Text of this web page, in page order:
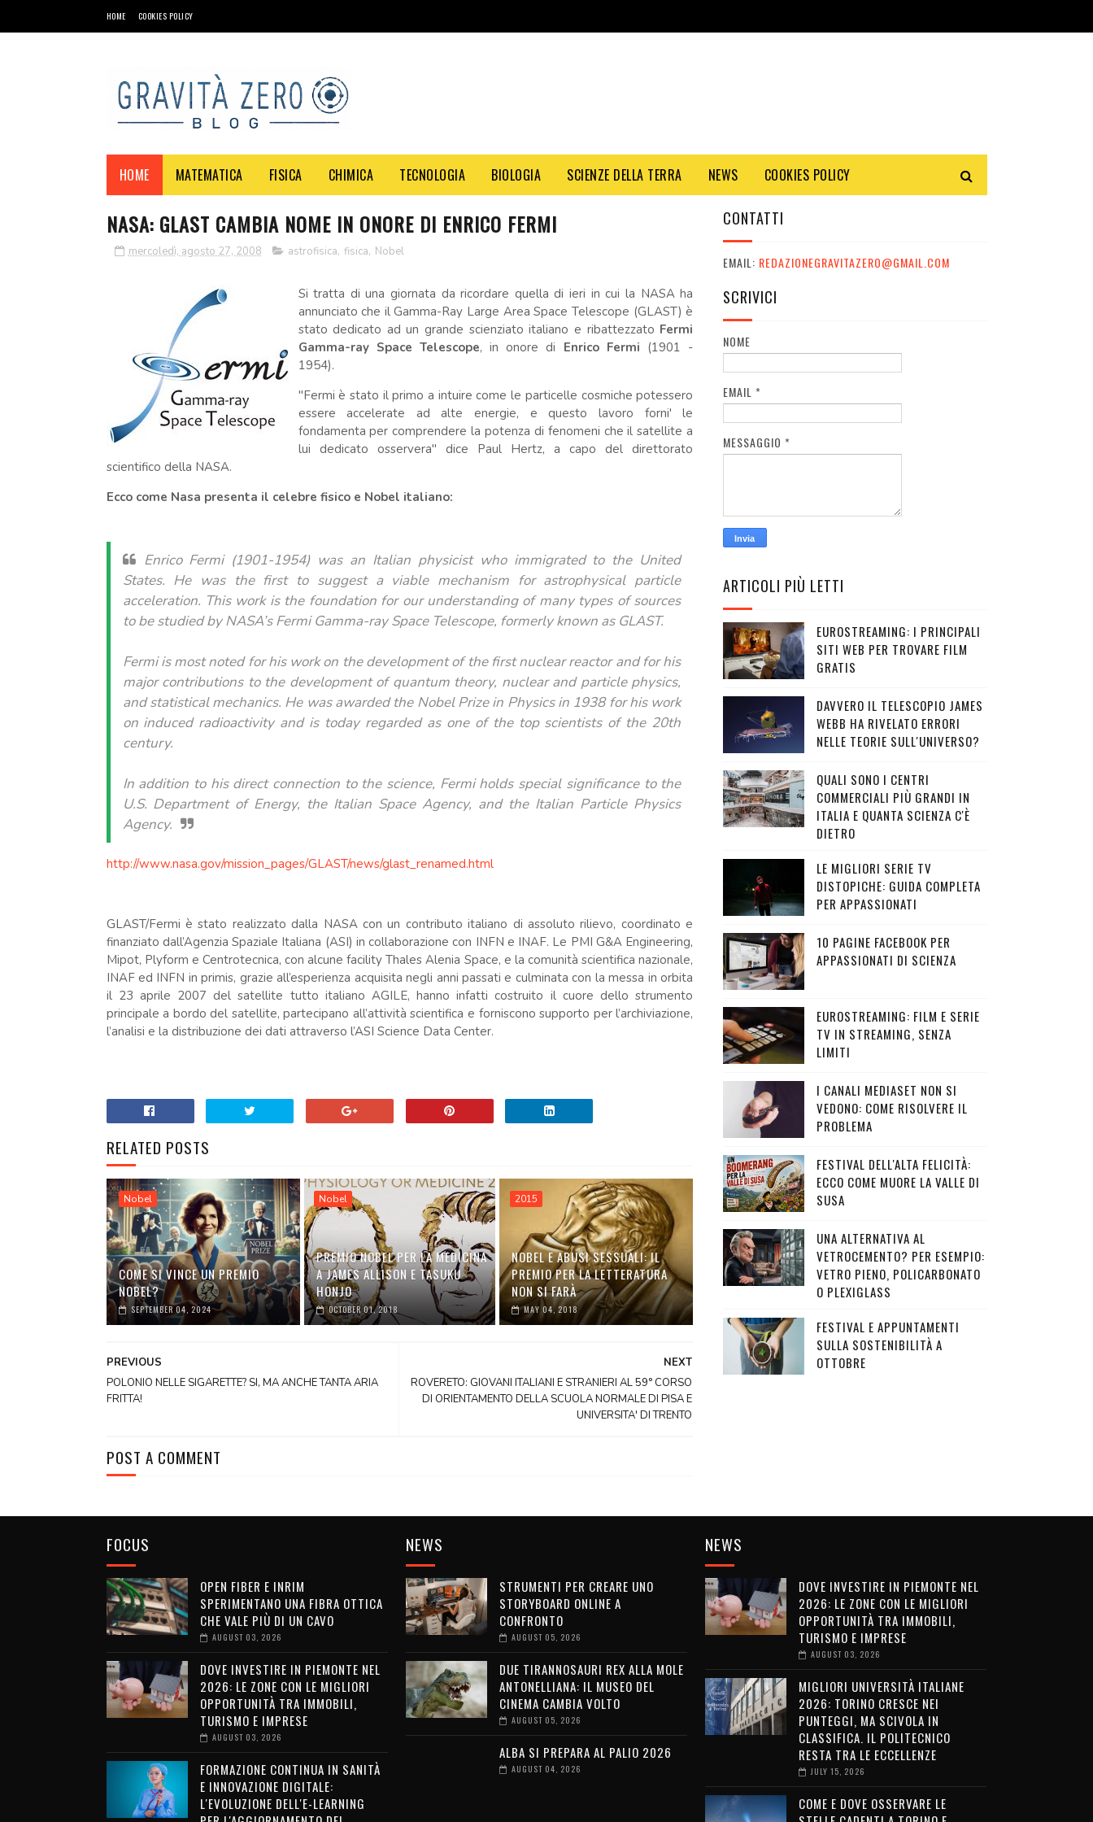
HOME COOKIES POLICY
HOME MATEMATICA FISICA CHIMICA TECNOLOGIA BIOLOGIA SCIENZE DELLA TERRA NEWS COOKIES POLICY
NASA: GLAST CAMBIA NOME IN ONORE DI ENRICO FERMI
mercoledì, agosto 27, 2008 astrofisica, fisica, Nobel
Si tratta di una giornata da ricordare quella di ieri in cui la NASA ha
annunciato che il Gamma-Ray Large Area Space Telescope (GLAST) è
stato dedicato ad un grande scienziato italiano e ribattezzato Fermi
Gamma-ray Space Telescope, in onore di Enrico Fermi (1901 -
1954).
"Fermi è stato il primo a intuire come le particelle cosmiche potessero
essere accelerate ad alte energie, e questo lavoro forni' le
fondamenta per comprendere la potenza di fenomeni che il satellite a
lui dedicato osservera'' dice Paul Hertz, a capo del direttorato
scientifico della NASA.
Ecco come Nasa presenta il celebre fisico e Nobel italiano:
Enrico Fermi (1901-1954) was an Italian physicist who immigrated to the United
States. He was the first to suggest a viable mechanism for astrophysical particle
acceleration. This work is the foundation for our understanding of many types of sources
to be studied by NASA’s Fermi Gamma-ray Space Telescope, formerly known as GLAST.
Fermi is most noted for his work on the development of the first nuclear reactor and for his
major contributions to the development of quantum theory, nuclear and particle physics,
and statistical mechanics. He was awarded the Nobel Prize in Physics in 1938 for his work
on induced radioactivity and is today regarded as one of the top scientists of the 20th
century.
In addition to his direct connection to the science, Fermi holds special significance to the
U.S. Department of Energy, the Italian Space Agency, and the Italian Particle Physics
Agency.
http://www.nasa.gov/mission_pages/GLAST/news/glast_renamed.html
GLAST/Fermi è stato realizzato dalla NASA con un contributo italiano di assoluto rilievo, coordinato e
finanziato dall’Agenzia Spaziale Italiana (ASI) in collaborazione con INFN e INAF. Le PMI G&A Engineering,
Mipot, Plyform e Centrotecnica, con alcune facility Thales Alenia Space, e la comunità scientifica nazionale,
INAF ed INFN in primis, grazie all’esperienza acquisita negli anni passati e culminata con la messa in orbita
il 23 aprile 2007 del satellite tutto italiano AGILE, hanno infatti costruito il cuore dello strumento
principale a bordo del satellite, partecipano all’attività scientifica e forniscono supporto per l’archiviazione,
l’analisi e la distribuzione dei dati attraverso l’ASI Science Data Center.
RELATED POSTS
Nobel
COME SI VINCE UN PREMIO
NOBEL?
SEPTEMBER 04, 2024
Nobel
PREMIO NOBEL PER LA MEDICINA
A JAMES ALLISON E TASUKU
HONJO
OCTOBER 01, 2018
2015
NOBEL E ABUSI SESSUALI: IL
PREMIO PER LA LETTERATURA
NON SI FARÀ
MAY 04, 2018
NEXT
ROVERETO: GIOVANI ITALIANI E STRANIERI AL 59° CORSO
DI ORIENTAMENTO DELLA SCUOLA NORMALE DI PISA E
UNIVERSITA' DI TRENTO
PREVIOUS
POLONIO NELLE SIGARETTE? SI, MA ANCHE TANTA ARIA
FRITTA!
POST A COMMENT
CONTATTI
EMAIL: REDAZIONEGRAVITAZERO@GMAIL.COM
SCRIVICI
NOME
EMAIL *
MESSAGGIO *
ARTICOLI PIÙ LETTI
EUROSTREAMING: I PRINCIPALI
SITI WEB PER TROVARE FILM
GRATIS
DAVVERO IL TELESCOPIO JAMES
WEBB HA RIVELATO ERRORI
NELLE TEORIE SULL'UNIVERSO?
QUALI SONO I CENTRI
COMMERCIALI PIÙ GRANDI IN
ITALIA E QUANTA SCIENZA C'È
DIETRO
LE MIGLIORI SERIE TV
DISTOPICHE: GUIDA COMPLETA
PER APPASSIONATI
10 PAGINE FACEBOOK PER
APPASSIONATI DI SCIENZA
EUROSTREAMING: FILM E SERIE
TV IN STREAMING, SENZA
LIMITI
I CANALI MEDIASET NON SI
VEDONO: COME RISOLVERE IL
PROBLEMA
FESTIVAL DELL'ALTA FELICITÀ:
ECCO COME MUORE LA VALLE DI
SUSA
UNA ALTERNATIVA AL
VETROCEMENTO? PER ESEMPIO:
VETRO PIENO, POLICARBONATO
O PLEXIGLASS
FESTIVAL E APPUNTAMENTI
SULLA SOSTENIBILITÀ A
OTTOBRE
FOCUS
OPEN FIBER E INRIM
SPERIMENTANO UNA FIBRA OTTICA
CHE VALE PIÙ DI UN CAVO
AUGUST 03, 2026
DOVE INVESTIRE IN PIEMONTE NEL
2026: LE ZONE CON LE MIGLIORI
OPPORTUNITÀ TRA IMMOBILI,
TURISMO E IMPRESE
AUGUST 03, 2026
FORMAZIONE CONTINUA IN SANITÀ
E INNOVAZIONE DIGITALE:
L'EVOLUZIONE DELL'E-LEARNING
NEWS
STRUMENTI PER CREARE UNO
STORYBOARD ONLINE A
CONFRONTO
AUGUST 05, 2026
DUE TIRANNOSAURI REX ALLA MOLE
ANTONELLIANA: IL MUSEO DEL
CINEMA CAMBIA VOLTO
AUGUST 05, 2026
ALBA SI PREPARA AL PALIO 2026
AUGUST 04, 2026
NEWS
DOVE INVESTIRE IN PIEMONTE NEL
2026: LE ZONE CON LE MIGLIORI
OPPORTUNITÀ TRA IMMOBILI,
TURISMO E IMPRESE
AUGUST 03, 2026
MIGLIORI UNIVERSITÀ ITALIANE
2026: TORINO CRESCE NEI
PUNTEGGI, MA SCIVOLA IN
CLASSIFICA. IL POLITECNICO
RESTA TRA LE ECCELLENZE
JULY 15, 2026
COME E DOVE OSSERVARE LE